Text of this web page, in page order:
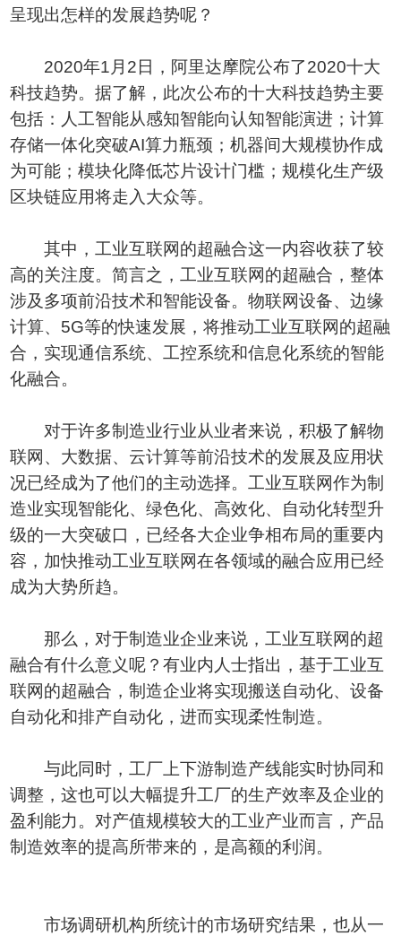
呈现出怎样的发展趋势呢？
2020年1月2日，阿里达摩院公布了2020十大
科技趋势。据了解，此次公布的十大科技趋势主要
包括：人工智能从感知智能向认知智能演进；计算
存储一体化突破AI算力瓶颈；机器间大规模协作成
为可能；模块化降低芯片设计门槛；规模化生产级
区块链应用将走入大众等。
其中，工业互联网的超融合这一内容收获了较
高的关注度。简言之，工业互联网的超融合，整体
涉及多项前沿技术和智能设备。物联网设备、边缘
计算、5G等的快速发展，将推动工业互联网的超融
合，实现通信系统、工控系统和信息化系统的智能
化融合。
对于许多制造业行业从业者来说，积极了解物
联网、大数据、云计算等前沿技术的发展及应用状
况已经成为了他们的主动选择。工业互联网作为制
造业实现智能化、绿色化、高效化、自动化转型升
级的一大突破口，已经各大企业争相布局的重要内
容，加快推动工业互联网在各领域的融合应用已经
成为大势所趋。
那么，对于制造业企业来说，工业互联网的超
融合有什么意义呢？有业内人士指出，基于工业互
联网的超融合，制造企业将实现搬送自动化、设备
自动化和排产自动化，进而实现柔性制造。
与此同时，工厂上下游制造产线能实时协同和
调整，这也可以大幅提升工厂的生产效率及企业的
盈利能力。对产值规模较大的工业产业而言，产品
制造效率的提高所带来的，是高额的利润。
市场调研机构所统计的市场研究结果，也从一